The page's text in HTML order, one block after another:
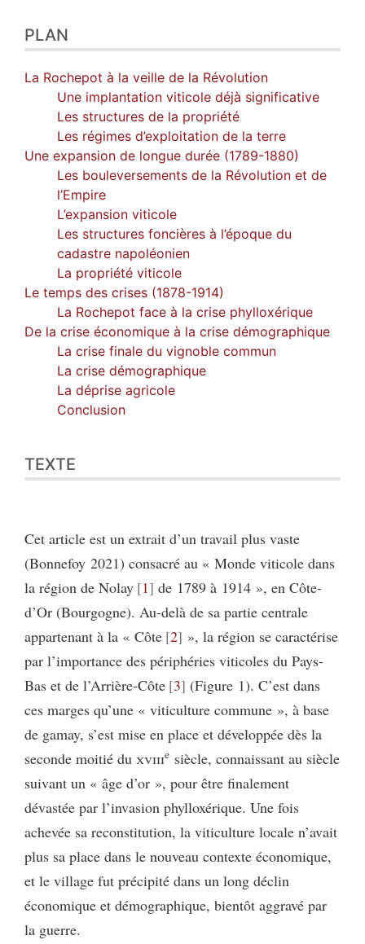
PLAN
La Rochepot à la veille de la Révolution
Une implantation viticole déjà significative
Les structures de la propriété
Les régimes d’exploitation de la terre
Une expansion de longue durée (1789-1880)
Les bouleversements de la Révolution et de
l’Empire
L’expansion viticole
Les structures foncières à l’époque du
cadastre napoléonien
La propriété viticole
Le temps des crises (1878-1914)
La Rochepot face à la crise phylloxérique
De la crise économique à la crise démographique
La crise finale du vignoble commun
La crise démographique
La déprise agricole
Conclusion
TEXTE
Cet article est un extrait d’un travail plus vaste
(Bonnefoy 2021) consacré au « Monde viticole dans
la région de Nolay 1 de 1789 à 1914 », en Côte-
d’Or (Bourgogne). Au-delà de sa partie centrale
appartenant à la « Côte 2 », la région se caractérise
par l’importance des périphéries viticoles du Pays-
Bas et de l’Arrière-Côte 3 (Figure 1). C’est dans
ces marges qu’une « viticulture commune », à base
de gamay, s’est mise en place et développée dès la
seconde moitié du xviiie siècle, connaissant au siècle
suivant un « âge d’or », pour être finalement
dévastée par l’invasion phylloxérique. Une fois
achevée sa reconstitution, la viticulture locale n’avait
plus sa place dans le nouveau contexte économique,
et le village fut précipité dans un long déclin
économique et démographique, bientôt aggravé par
la guerre.